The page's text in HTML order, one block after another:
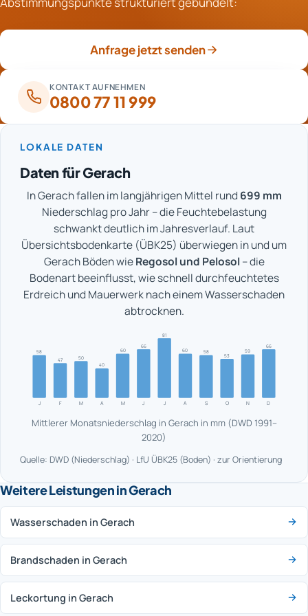
beeinflusst Strom- und Mietanteile. Nach der
positionsweise aufschlüsseln.
Anfrage jetzt senden
KONTAKT AUFNEHMEN
0800 77 11 999
LOKALE DATEN
Daten für Gerach
In Gerach fallen im langjährigen Mittel rund 699 mm
Niederschlag pro Jahr – die Feuchtebelastung
schwankt deutlich im Jahresverlauf. Laut
Übersichtsbodenkarte (ÜBK25) überwiegen in und um
Gerach Böden wieRegosol und Pelosol – die
Bodenart beeinflusst, wie schnell durchfeuchtetes
Erdreich und Mauerwerk nach einem Wasserschaden
abtrocknen.
J
58
F
47
M
50
A
40
M
60
J
66
J
81
A
60
S
58
O
53
N
59
D
66
Mittlerer Monatsniederschlag in Gerach in mm (DWD 1991–
2020)
Quelle: DWD (Niederschlag) · LfU ÜBK25 (Boden) · zur Orientierung
Weitere Leistungen in Gerach
Wasserschaden in Gerach
Brandschaden in Gerach
Leckortung in Gerach